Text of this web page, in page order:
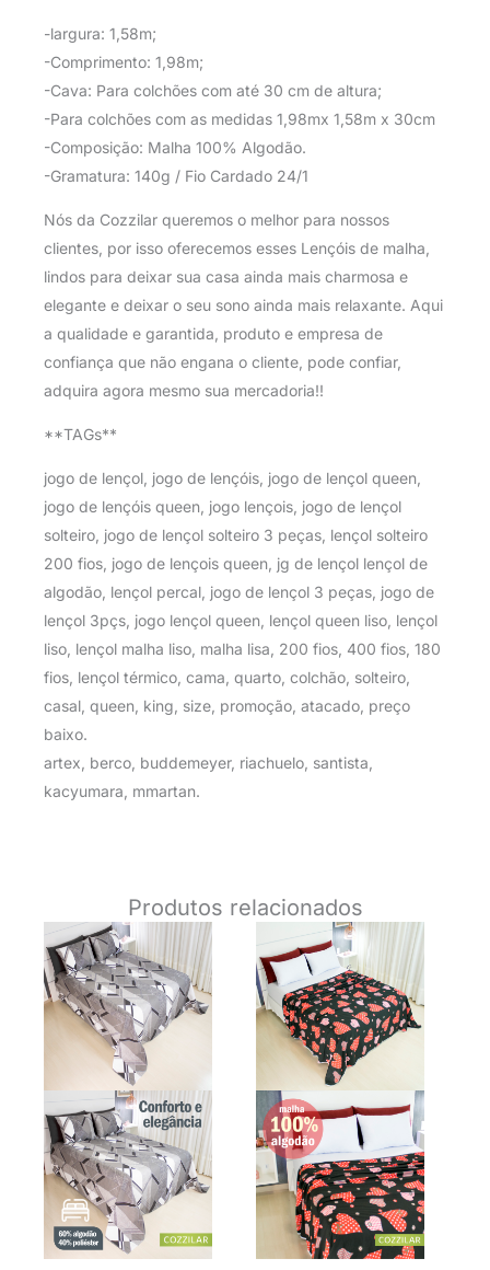
-largura: 1,58m;
-Comprimento: 1,98m;
-Cava: Para colchões com até 30 cm de altura;
-Para colchões com as medidas 1,98mx 1,58m x 30cm
-Composição: Malha 100% Algodão.
-Gramatura: 140g / Fio Cardado 24/1
Nós da Cozzilar queremos o melhor para nossos
clientes, por isso oferecemos esses Lençóis de malha,
lindos para deixar sua casa ainda mais charmosa e
elegante e deixar o seu sono ainda mais relaxante. Aqui
a qualidade e garantida, produto e empresa de
confiança que não engana o cliente, pode confiar,
adquira agora mesmo sua mercadoria!!
**TAGs**
jogo de lençol, jogo de lençóis, jogo de lençol queen,
jogo de lençóis queen, jogo lençois, jogo de lençol
solteiro, jogo de lençol solteiro 3 peças, lençol solteiro
200 fios, jogo de lençois queen, jg de lençol lençol de
algodão, lençol percal, jogo de lençol 3 peças, jogo de
lençol 3pçs, jogo lençol queen, lençol queen liso, lençol
liso, lençol malha liso, malha lisa, 200 fios, 400 fios, 180
fios, lençol térmico, cama, quarto, colchão, solteiro,
casal, queen, king, size, promoção, atacado, preço
baixo.
artex, berco, buddemeyer, riachuelo, santista,
kacyumara, mmartan.
Produtos relacionados
O
preço
original
era:
R$ 124,75.
O
preço
atual
é:
R$ 106,03.
O
preço
original
era:
R$ 169,90.
O
preço
atual
é:
R$ 129,90.